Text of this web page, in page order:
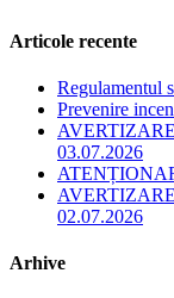
Articole recente
Regulamentul
Prevenire
03.07.2026
02.07.2026
Arhive